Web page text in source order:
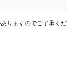
りますのでご了承くだ